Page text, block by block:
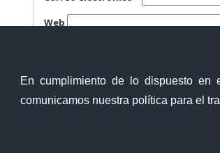
En cumplimiento de lo dispuesto en
comunicamos nuestra política para el
Web